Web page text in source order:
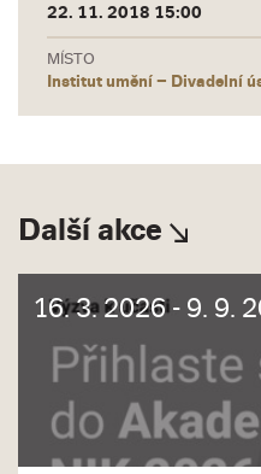
22. 11. 2018 15:00
MÍSTO
Institut umění – Divadelní
Další akce
16. 3. 2026 - 9. 9.